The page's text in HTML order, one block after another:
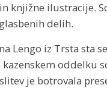
knjižne ilustracije.
delih.
Lengo iz Trsta sta
oddelku
je botrovala